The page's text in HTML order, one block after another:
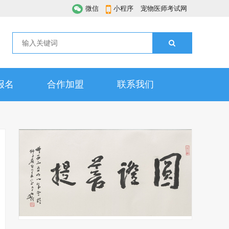
微信 小程序 宠物医师考试网
名 合作加盟 联系我们